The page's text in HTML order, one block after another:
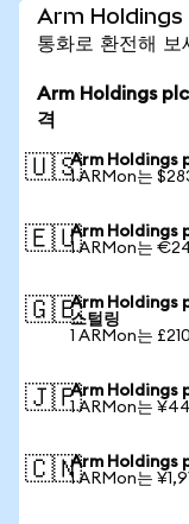
Arm Holdings
통화로 환전해 보
Arm Holdings
격
🇺🇸Arm Holdings
1 ARMon는
🇪🇺Arm Holdings
1 ARMon는
🇬🇧Arm Holdings
스털링
1 ARMon는
🇯🇵Arm Holdings
1 ARMon는
🇨🇳Arm Holdings
1 ARMon는